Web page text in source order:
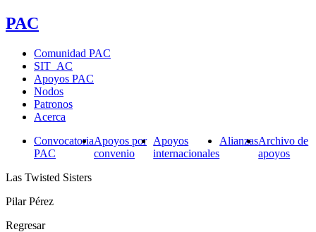
PAC
Comunidad PAC
SIT_AC
Apoyos PAC
Nodos
Patronos
Acerca
Convocatoria
PAC
Apoyos por
convenio
Apoyos
internacionales
AlianzasArchivo de
apoyos
Las Twisted Sisters
Pilar Pérez
Regresar